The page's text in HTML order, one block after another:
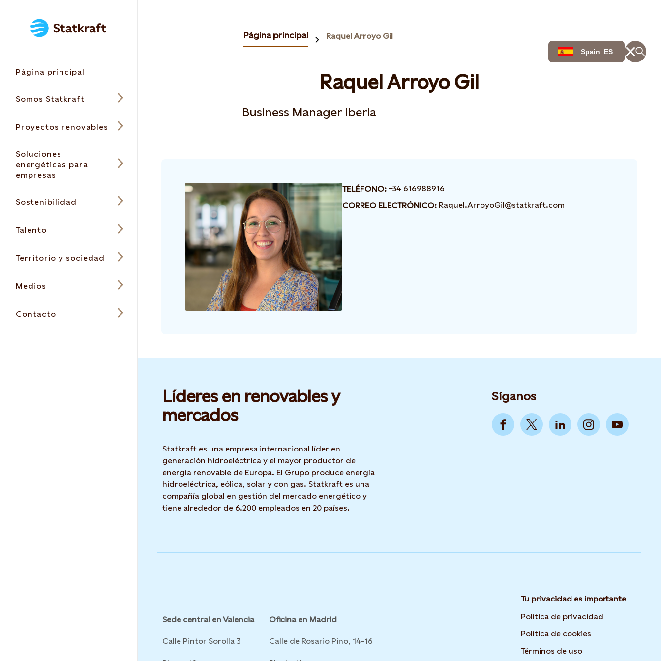
Página principal
Somos Statkraft
Proyectos renovables
Soluciones
energéticas para
empresas
Sostenibilidad
Talento
Territorio y sociedad
Medios
Contacto
Spain ES
Página principal Raquel Arroyo Gil
Raquel Arroyo Gil
Business Manager Iberia
TELÉFONO: +34 616988916
CORREO ELECTRÓNICO: Raquel.ArroyoGil@statkraft.com
Líderes en renovables y
mercados
Statkraft es una empresa internacional líder en
generación hidroeléctrica y el mayor productor de
energía renovable de Europa. El Grupo produce energía
hidroeléctrica, eólica, solar y con gas. Statkraft es una
compañía global en gestión del mercado energético y
tiene alrededor de 6.200 empleados en 20 países.
Síganos
Sede central en Valencia
Calle Pintor Sorolla 3
Oficina en Madrid
Calle de Rosario Pino, 14-16
Tu privacidad es importante
Política de privacidad
Política de cookies
Términos de uso